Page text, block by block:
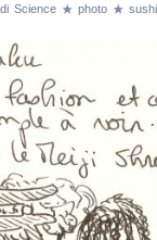
Science photo
sushi